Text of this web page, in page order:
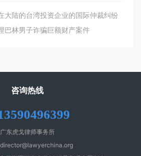
大陆的台湾投资企业的国际仲裁纠纷
巴林男子诈骗巨额财产案件
咨询热线
广东虎戈律师事务所
director@lawyerchina.org